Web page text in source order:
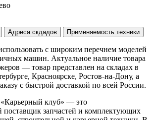
Адреса скдадов Применяемость техники
с широким перечнем моделей
машин. Актуальное наличие товара
— товар представлен на складах в
Красноярске, Ростов-на-Дону, а
с быстрой доставкой по всей России.
клуб» — это
поставщик запчастей и комплектующих